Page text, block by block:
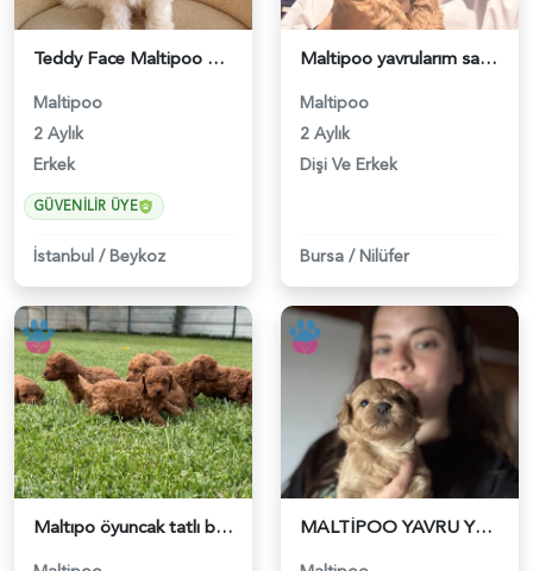
Teddy Face Maltipoo Erkek Yavru | Ruhsatlı | Premium Kalite - 5635
Maltipoo
2 Aylık
Erkek
GÜVENILIR ÜYE
İstanbul /Beykoz
Maltipoo yavrularım sağlık ve ırk garantilidir - 6231
Maltipoo
2 Aylık
Dişi Ve Erkek
Bursa /Nilüfer
Maltıpo öyuncak tatlı bebekler - 6249 MALTİPOO YAVRU YENİ AİLESİNİ BEKLİYOR - 6260